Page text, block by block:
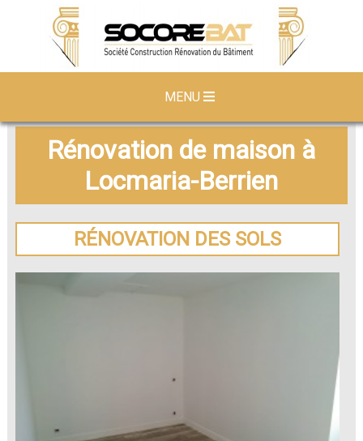
MENU
Rénovation de maison à
Locmaria-Berrien
RÉNOVATION DES SOLS